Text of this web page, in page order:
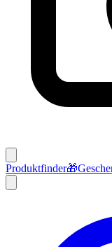
Produktfinder🎁